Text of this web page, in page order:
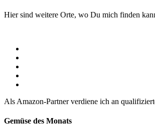
Hier sind weitere Orte, wo Du mich finden
Als Amazon-Partner verdiene ich an
Gemüse des Monats